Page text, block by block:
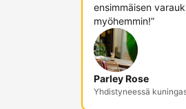
ensimmäisen
myöhemmin!”
Parley Rose
Yhdistyneessä